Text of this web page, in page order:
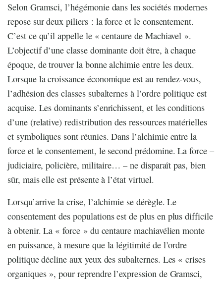
Selon Gramsci, l’hégémonie dans les sociétés modernes
repose sur deux piliers : la force et le consentement.
C’est ce qu’il appelle le « centaure de Machiavel ».
L’objectif d’une classe dominante doit être, à chaque
époque, de trouver la bonne alchimie entre les deux.
Lorsque la croissance économique est au rendez-vous,
l’adhésion des classes subalternes à l’ordre politique est
acquise. Les dominants s’enrichissent, et les conditions
d’une (relative) redistribution des ressources matérielles
et symboliques sont réunies. Dans l’alchimie entre la
force et le consentement, le second prédomine. La force –
judiciaire, policière, militaire… – ne disparaît pas, bien
sûr, mais elle est présente à l’état virtuel.
Lorsqu’arrive la crise, l’alchimie se dérègle. Le
consentement des populations est de plus en plus difficile
à obtenir. La « force » du centaure machiavélien monte
en puissance, à mesure que la légitimité de l’ordre
politique décline aux yeux des subalternes. Les « crises
organiques », pour reprendre l’expression de Gramsci,